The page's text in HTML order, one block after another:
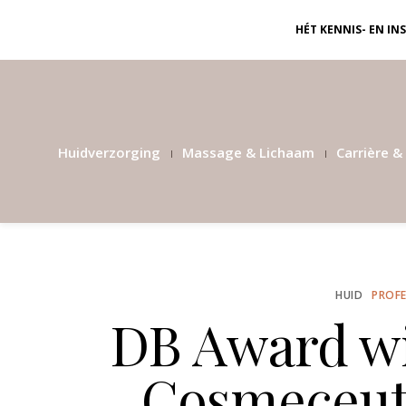
HÉT KENNIS- EN
Huidverzorging Massage & Lichaam Carrière
HUID
DB Award